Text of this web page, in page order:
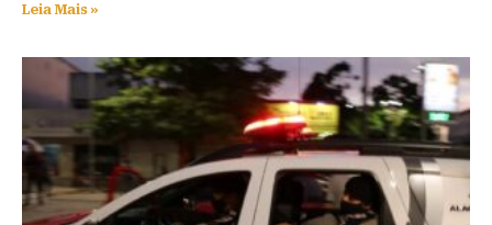
Leia Mais »